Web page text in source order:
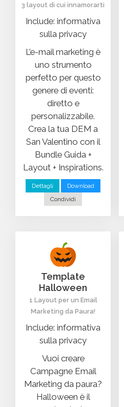
3 layout di cui innamorarti
Include: informativa
sulla privacy
L’e-mail marketing è
uno strumento
perfetto per questo
genere di eventi:
diretto e
personalizzabile.
Crea la tua DEM a
San Valentino con il
Bundle Guida +
Layout + Inspirations.
Dettagli
Download
Condividi
Template
Halloween
1 Layout per un Email
Marketing da Paura!
Include: informativa
sulla privacy
Vuoi creare
Campagne Email
Marketing da paura?
Halloween è il